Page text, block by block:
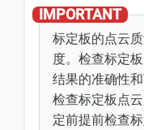
标定板的点云
度。检查标定
结果的准确性
检查标定板点
定前提前检查